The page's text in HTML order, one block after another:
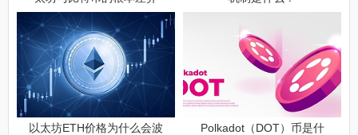
以太坊ETH价格为什么会波
Polkadot（DOT）币是什